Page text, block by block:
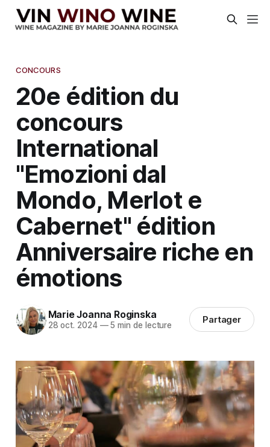
CONCOURS
20e édition du
concours
International
"Emozioni dal
Mondo, Merlot e
Cabernet" édition
Anniversaire riche en
émotions
Marie Joanna Roginska
28 oct. 2024 —5 min de lecture Partager